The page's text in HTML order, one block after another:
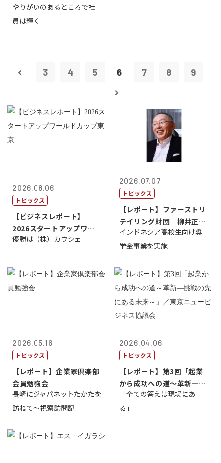
崎裕美子
やりがいのあるところで社
員は輝く
3 4 5 6 7 8 9
2026.08.06
トピックス
【ビジネスレポート】
2026スタートアップワー
ルドカップ東京
優勝は（株）カウシェ
2026.07.07
トピックス
【レポート】ファーストリ
テイリング財団 柳井正
理事長
インドネシア高校生向け奨
学金事業を実施
2026.05.16
トピックス
【レポート】企業家倶楽部
会員勉強会
長崎にジャパネットたかたを
訪ねて～視察訪問記
2026.04.06
トピックス
【レポート】第3回「起業
から成功への道～革新―挑
戦の先にある...
「全ての答えは現場にあ
る」